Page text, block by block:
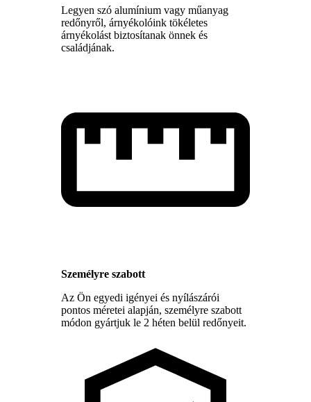
Legyen szó alumínium vagy műanyag
redőnyről, árnyékolóink tökéletes
árnyékolást biztosítanak önnek és
családjának.
Személyre szabott
Az Ön egyedi igényei és nyílászárói
pontos méretei alapján, személyre szabott
módon gyártjuk le 2 héten belül redőnyeit.